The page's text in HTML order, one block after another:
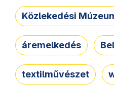
Közlekedési
áremelkedés
textilművészet